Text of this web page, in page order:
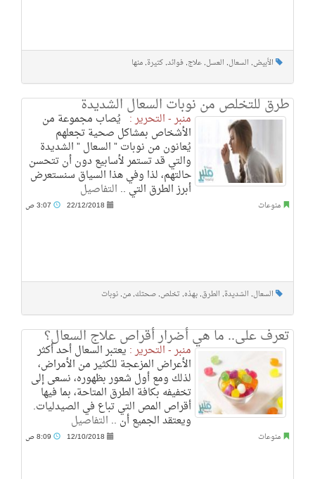
الأبيض, السعال, العسل, علاج, فوائد, كثيرة, منها
طرق للتخلص من نوبات السعال الشديدة
منبر - التحرير : يُصاب مجموعة من
الأشخاص بمشاكل صحية تجعلهم
يُعانون من نوبات ” السعال ” الشديدة
والتي قد تستمر لأسابيع دون أن تتحسن
حالتهم، لذا وفي هذا السياق سنستعرض
أبرز الطرق التي .. التفاصيل
منوعات 22/12/2018
السعال, الشديدة, الطرق, بهذه, تخلص, صحتك, من, نوبات
تعرف على.. ما هي أضرار أقراص علاج السعال؟
منبر - التحرير : يعتبر السعال أحد أكثر
الأعراض المزعجة للكثير من الأمراض،
لذلك ومع أول شعور بظهوره، نسعى إلى
تخفيفه بكافة الطرق المتاحة، بما فيها
أقراص المص التي تباع في الصيدليات.
ويعتقد الجميع أن .. التفاصيل
منوعات 12/10/2018